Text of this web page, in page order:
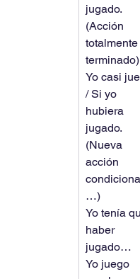
jugado.
(Acción
totalmente
Yo casi
/ Si yo
hubiera
jugado.
(Nueva
acción
…)
Yo tenía
haber
jugado…
Yo juego